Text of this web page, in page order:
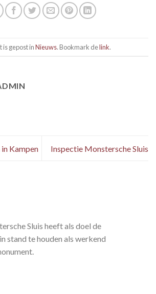
is gepost inNieuws. Bookmark delink.
Kampen Inspectie Monstersche Sluis
Sluis heeft als doel de
stand te houden als werkend